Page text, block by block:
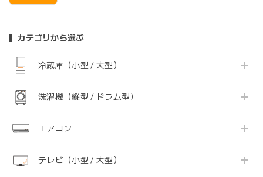
カテゴリから選ぶ
冷蔵庫（小型 / 大型）
洗濯機（縦型 / ドラム型）
エアコン
テレビ（小型 / 大型）